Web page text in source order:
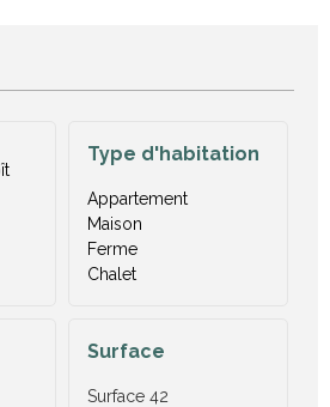
Type d'habitation
Appartement
Maison
Ferme
Chalet
Surface
Surface 42